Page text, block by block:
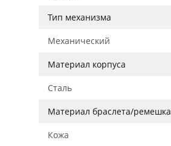
Тип механизма
Механический
Материал корпуса
Сталь
Материал браслета/ремешка
Кожа